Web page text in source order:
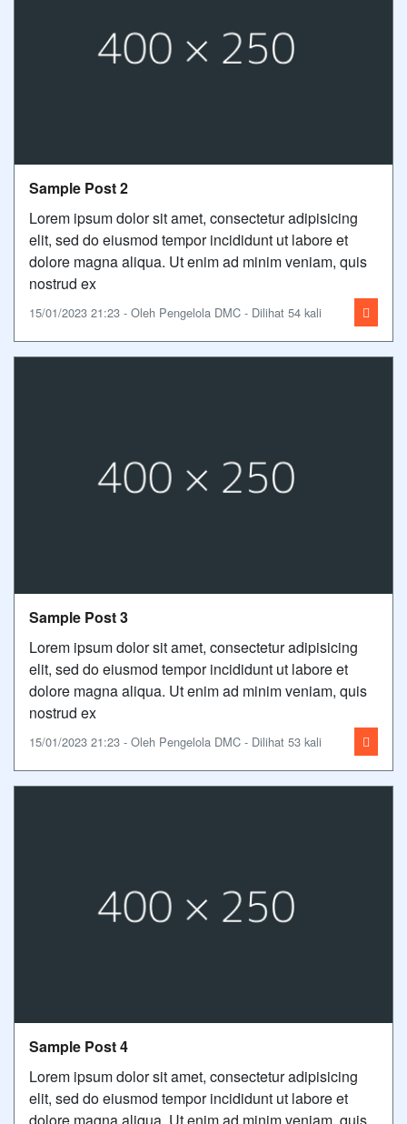
Sample Post 2
Lorem ipsum dolor sit amet, consectetur adipisicing
elit, sed do eiusmod tempor incididunt ut labore et
dolore magna aliqua. Ut enim ad minim veniam, quis
nostrud ex
15/01/2023 21:23 - Oleh Pengelola DMC - Dilihat 54 kali
Sample Post 3
Lorem ipsum dolor sit amet, consectetur adipisicing
elit, sed do eiusmod tempor incididunt ut labore et
dolore magna aliqua. Ut enim ad minim veniam, quis
nostrud ex
15/01/2023 21:23 - Oleh Pengelola DMC - Dilihat 53 kali
Sample Post 4
Lorem ipsum dolor sit amet, consectetur adipisicing
elit, sed do eiusmod tempor incididunt ut labore et